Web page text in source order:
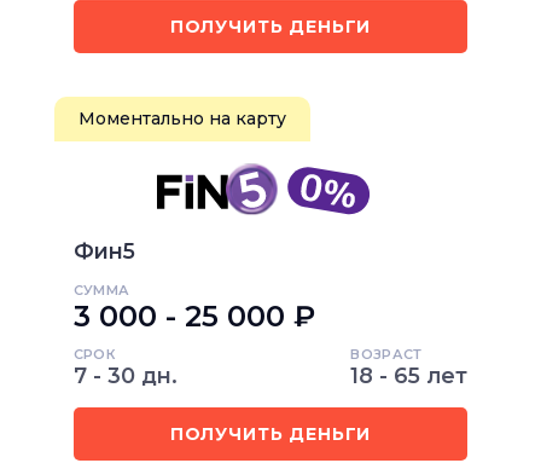
ПОЛУЧИТЬ ДЕНЬГИ
Моментально на карту
Фин5
СУММА
3 000 - 25 000 ₽
СРОК
7 - 30 дн.
ВОЗРАСТ
18 - 65 лет
ПОЛУЧИТЬ ДЕНЬГИ